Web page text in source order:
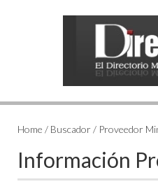
Home / Buscador / Proveedor
Información